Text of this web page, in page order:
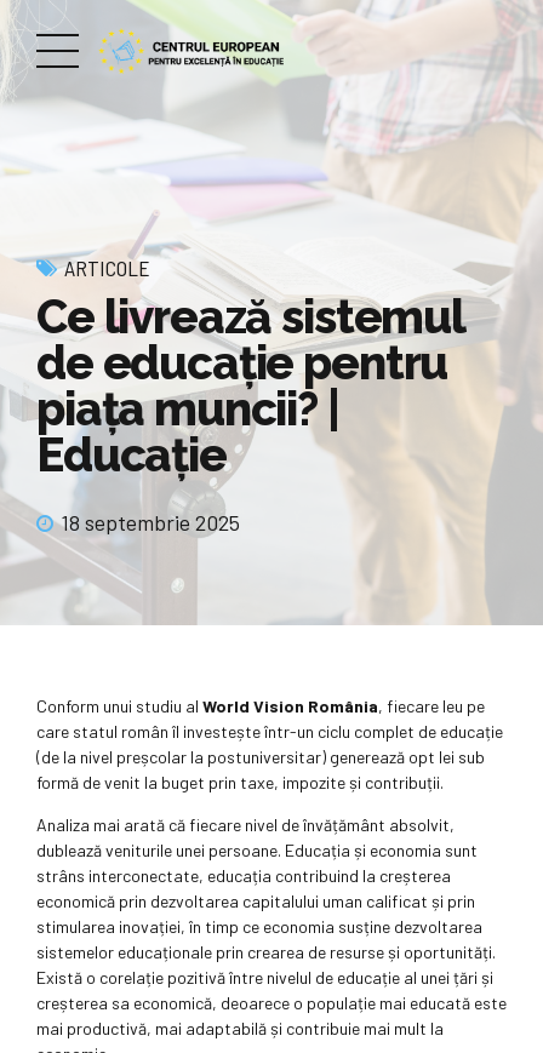
ARTICOLE
Ce livrează sistemul
de educație pentru
piața muncii? |
Educație
18 septembrie 2025
Conform unui studiu al World Vision România, fiecare leu pe
care statul român îl investește într-un ciclu complet de educație
(de la nivel preșcolar la postuniversitar) generează opt lei sub
formă de venit la buget prin taxe, impozite și contribuții.
Analiza mai arată că fiecare nivel de învățământ absolvit,
dublează veniturile unei persoane. Educația și economia sunt
strâns interconectate, educația contribuind la creșterea
economică prin dezvoltarea capitalului uman calificat și prin
stimularea inovației, în timp ce economia susține dezvoltarea
sistemelor educaționale prin crearea de resurse și oportunități.
Există o corelație pozitivă între nivelul de educație al unei țări și
creșterea sa economică, deoarece o populație mai educată este
mai productivă, mai adaptabilă și contribuie mai mult la